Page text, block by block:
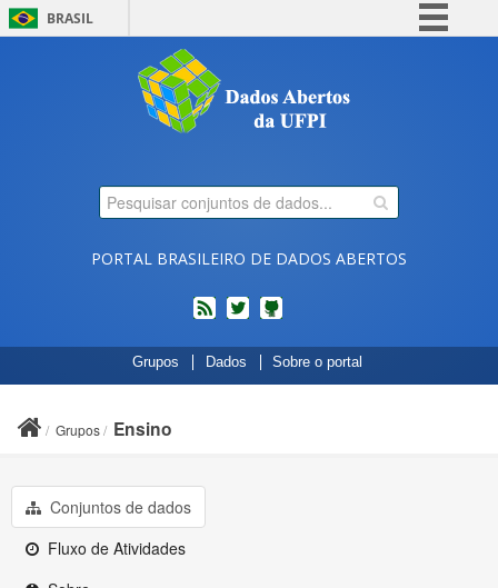
BRASIL
Comunica BR
Participe
Legislação
PORTAL BRASILEIRO DE DADOS ABERTOS
feed twitterCódigos
fonte
de
Grupos Dados Sobre o portal
Grupos Ensino
Conjuntos de dados
Fluxo de Atividades